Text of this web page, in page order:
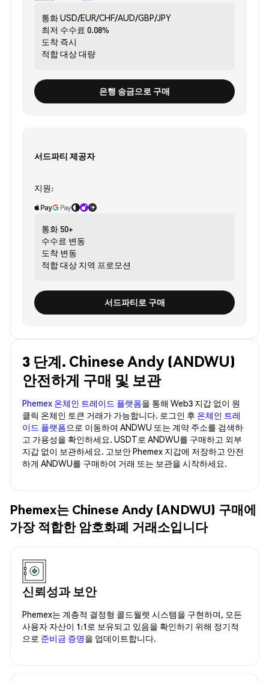
통화USD/EUR/CHF/AUD/GBP/JPY
최저 수수료 0.08%
도착 즉시
적합 대상대량
은행 송금으로 구매
서드파티 제공자
지원:
통화 50+
수수료 변동
도착 변동
적합 대상 지역 프로모션
서드파티로 구매
3 단계. Chinese Andy (ANDWU)
안전하게 구매 및 보관
Phemex 온체인 트레이드 플랫폼을 통해 Web3 지갑 없이 원
클릭 온체인 토큰 거래가 가능합니다. 로그인 후 온체인 트레
이드 플랫폼으로 이동하여 ANDWU 또는 계약 주소를 검색하
고 가용성을 확인하세요. USDT로 ANDWU를 구매하고 외부
지갑 없이 보관하세요. 고보안 Phemex 지갑에 저장하고 안전
하게 ANDWU를 구매하여 거래 또는 보관을 시작하세요.
Phemex는 Chinese Andy (ANDWU) 구매에
가장 적합한 암호화폐 거래소입니다
신뢰성과 보안
Phemex는 계층적 결정형 콜드월렛 시스템을 구현하며, 모든
사용자 자산이 1:1로 보유되고 있음을 확인하기 위해 정기적
으로 준비금 증명을 업데이트합니다.